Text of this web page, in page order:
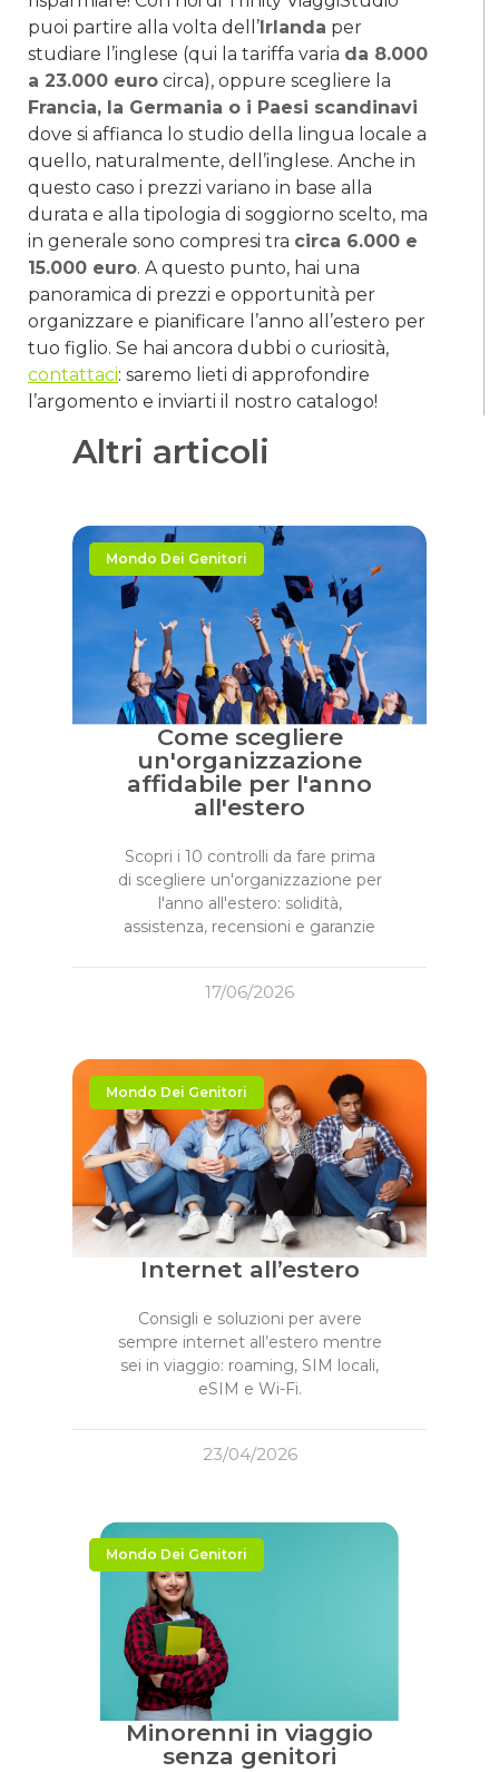
puoi partire alla volta dell’Irlanda per
studiare l’inglese (qui la tariffa varia da 8.000
a 23.000 euro circa), oppure scegliere la
Francia, la Germania o i Paesi scandinavi
dove si affianca lo studio della lingua locale a
quello, naturalmente, dell’inglese. Anche in
questo caso i prezzi variano in base alla
durata e alla tipologia di soggiorno scelto, ma
in generale sono compresi tra circa 6.000 e
15.000 euro. A questo punto, hai una
panoramica di prezzi e opportunità per
organizzare e pianificare l’anno all’estero per
tuo figlio. Se hai ancora dubbi o curiosità,
contattaci: saremo lieti di approfondire
l’argomento e inviarti il nostro catalogo!
Altri articoli
Mondo Dei Genitori
Come scegliere
un'organizzazione
affidabile per l'anno
all'estero
Scopri i 10 controlli da fare prima
di scegliere un'organizzazione per
l'anno all'estero: solidità,
assistenza, recensioni e garanzie
17/06/2026
Mondo Dei Genitori
Internet all’estero
Consigli e soluzioni per avere
sempre internet all’estero mentre
sei in viaggio: roaming, SIM locali,
eSIM e Wi-Fi.
23/04/2026
Mondo Dei Genitori
Minorenni in viaggio
senza genitori